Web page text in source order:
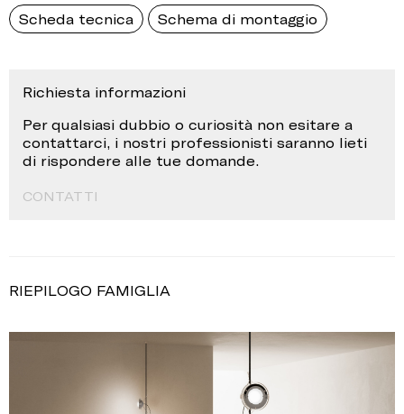
Scheda tecnica Schema di montaggio
Richiesta informazioni
Per qualsiasi dubbio o curiosità non esitare a
contattarci, i nostri professionisti saranno lieti
di rispondere alle tue domande.
CONTATTI
RIEPILOGO FAMIGLIA